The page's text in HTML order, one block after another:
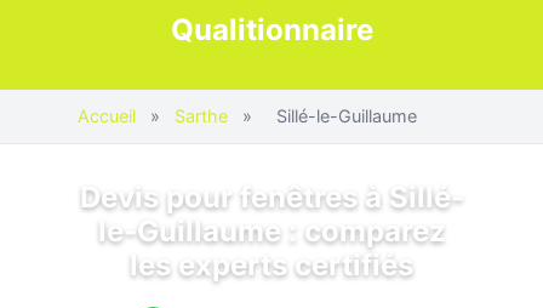
Qualitionnaire
Accueil » Sarthe » Sillé-le-Guillaume
Devis pour fenêtres à Sillé-
le-Guillaume : comparez
les experts certifiés